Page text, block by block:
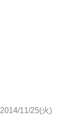
2014/11/25(火)